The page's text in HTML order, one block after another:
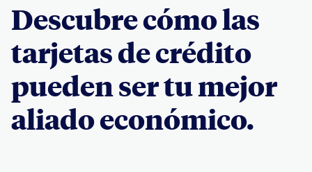
Descubre cómo las
tarjetas de crédito
pueden ser tu mejor
aliado económico.